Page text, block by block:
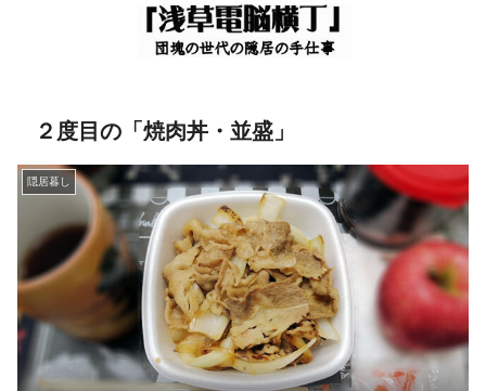
２度目の「焼肉丼・並盛」
隠居暮し